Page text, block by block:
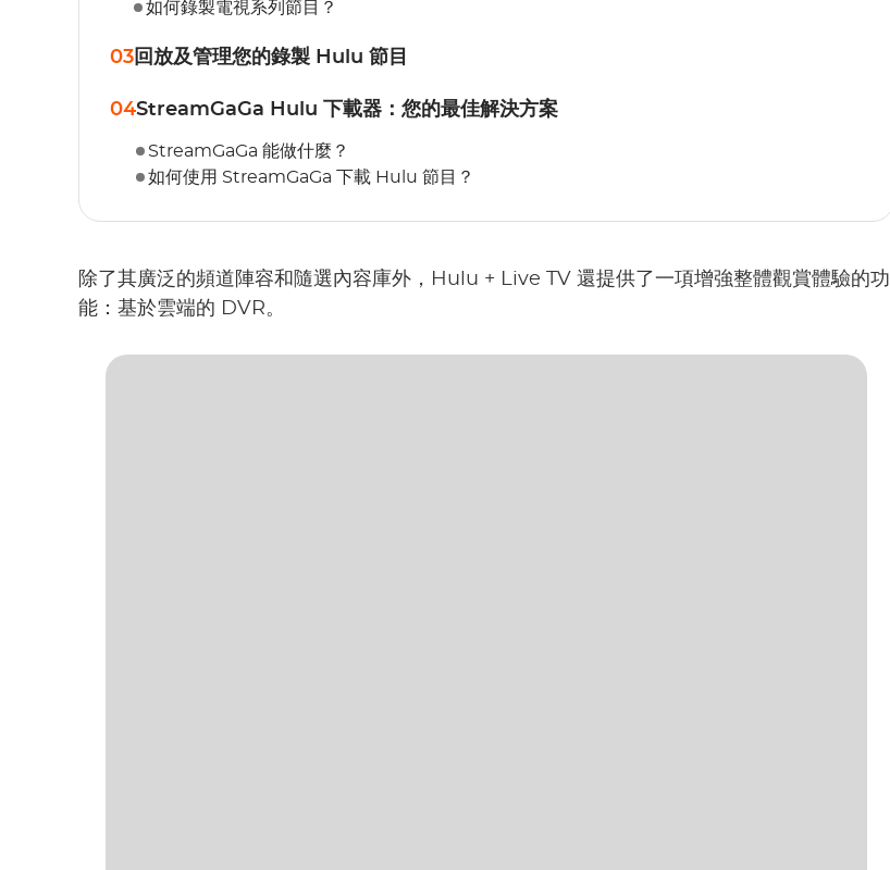
如何錄製電視系列節目？
03回放及管理您的錄製 Hulu 節目
04StreamGaGa Hulu 下載器：您的最佳解決方案
StreamGaGa 能做什麼？
如何使用 StreamGaGa 下載 Hulu 節目？
除了其廣泛的頻道陣容和隨選內容庫外，Hulu + Live TV 還提供了一項增強整體觀賞體驗的功
能：基於雲端的 DVR。